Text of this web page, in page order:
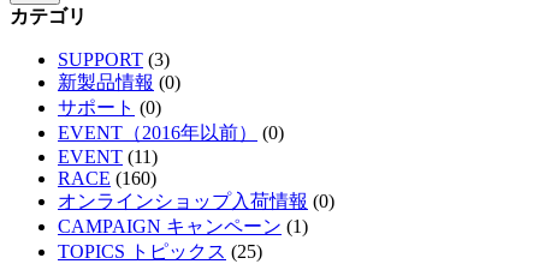
カテゴリ
SUPPORT (3)
新製品情報 (0)
サポート (0)
EVENT（2016年以前）
(0)
EVENT (11)
RACE (160)
オンラインショップ入荷情報 (0)
CAMPAIGN キャンペーン (1)
TOPICS トピックス (25)